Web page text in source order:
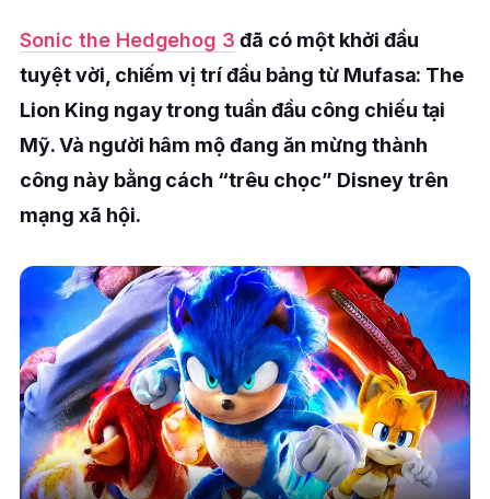
Sonic the Hedgehog 3 đã có một khởi đầu
tuyệt vời, chiếm vị trí đầu bảng từ Mufasa: The
Lion King ngay trong tuần đầu công chiếu tại
Mỹ. Và người hâm mộ đang ăn mừng thành
công này bằng cách “trêu chọc” Disney trên
mạng xã hội.